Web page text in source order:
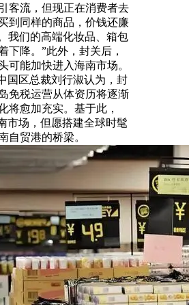
客流，但现正在消费者去
到同样的商品，价钱还廉
我们的高端化妆品、箱包
下降。”此外，封关后，
可能加快进入海南市场。
国区总裁刘行淑认为，封
免税运营从体资历将逐渐
将愈加充实。基于此，
市场，但愿搭建全球时髦
自贸港的桥梁。